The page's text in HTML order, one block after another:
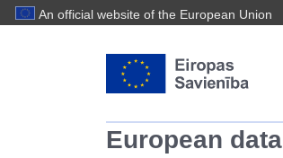
An official website of the European Union
European data